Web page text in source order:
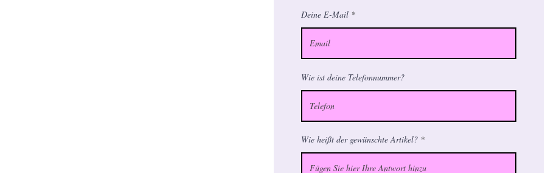
Deine E-Mail
Wie ist deine Telefonnummer?
Wie heißt der gewünschte Artikel?